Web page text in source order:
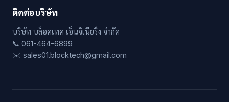
ติดต่อบริษัท
บริษัท บล็อคเทค เอ็นจิเนียริ่ง จำกัด
📞 061-464-6899
✉️ sales01.blocktech@gmail.com